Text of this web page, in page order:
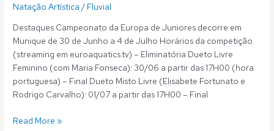
Natação Artística / Fluvial
Destaques Campeonato da Europa de Juniores decorre em
Munique de 30 de Junho a 4 de Julho Horários da competição
(streaming em euroaquatics.tv) – Eliminatória Dueto Livre
Feminino (com Maria Fonseca): 30/06 a partir das 17H00 (hora
portuguesa) – Final Dueto Misto Livre (Elisabete Fortunato e
Rodrigo Carvalho): 01/07 a partir das 17H00 – Final
Read More »